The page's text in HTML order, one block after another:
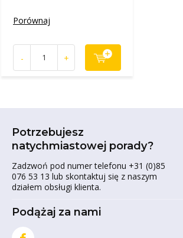
Porównaj
- +
Potrzebujesz
natychmiastowej porady?
Zadzwoń pod numer telefonu +31 (0)85
076 53 13 lub skontaktuj się z naszym
działem obsługi klienta.
Podążaj za nami